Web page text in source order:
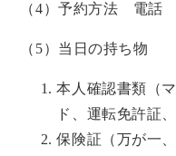
（4）予約方法 電話
（5）当日の持ち物
本人確認書類（
ド、運転免許証
保険証（万が一